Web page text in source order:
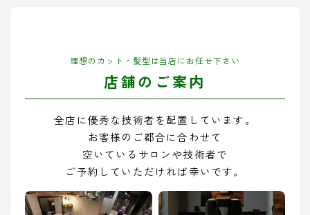
理想のカット・髪型は当店にお任せ下さい
店舗のご案内
全店に優秀な技術者を配置しています。
お客様のご都合に合わせて
空いているサロンや技術者で
ご予約していただければ幸いです。